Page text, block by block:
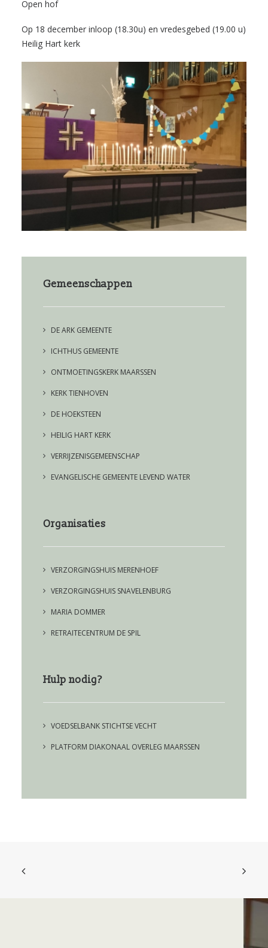
Open hof
Op 18 december inloop (18.30u) en vredesgebed (19.00 u)
Heilig Hart kerk
Gemeenschappen
DE ARK GEMEENTE
ICHTHUS GEMEENTE
ONTMOETINGSKERK MAARSSEN
KERK TIENHOVEN
DE HOEKSTEEN
HEILIG HART KERK
VERRIJZENISGEMEENSCHAP
EVANGELISCHE GEMEENTE LEVEND WATER
Organisaties
VERZORGINGSHUIS MERENHOEF
VERZORGINGSHUIS SNAVELENBURG
MARIA DOMMER
RETRAITECENTRUM DE SPIL
Hulp nodig?
VOEDSELBANK STICHTSE VECHT
PLATFORM DIAKONAAL OVERLEG MAARSSEN